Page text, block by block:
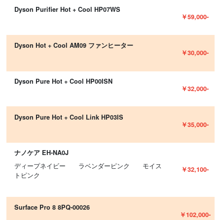
Dyson Purifier Hot + Cool HP07WS
￥59,000-
Dyson Hot + Cool AM09 ファンヒーター
￥30,000-
Dyson Pure Hot + Cool HP00ISN
￥32,000-
Dyson Pure Hot + Cool Link HP03IS
￥35,000-
ナノケア EH-NA0J
ディープネイビー ラベンダーピンク モイス
トピンク
￥32,100-
Surface Pro 8 8PQ-00026
￥102,000-